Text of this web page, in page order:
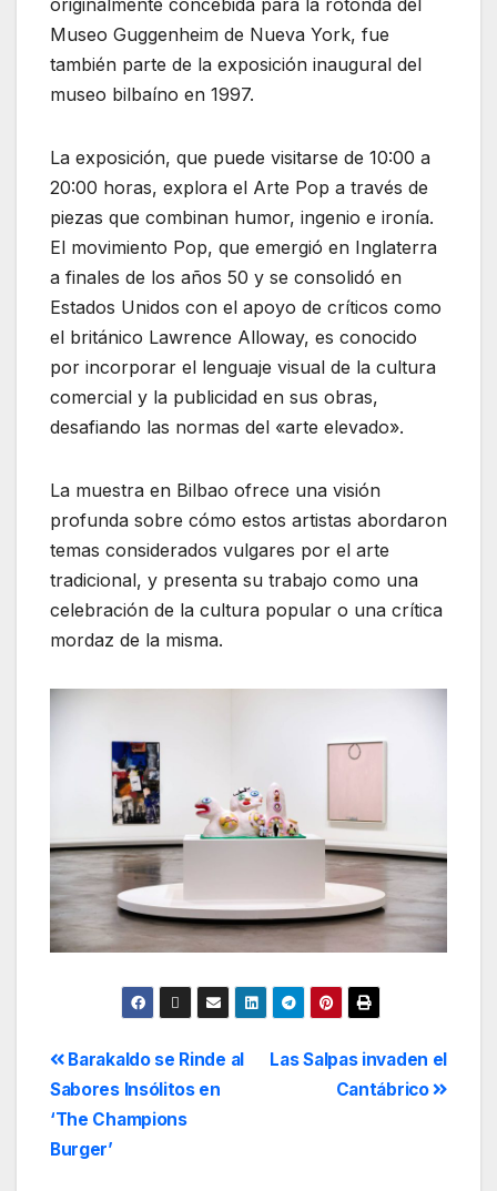
Museo Guggenheim de Nueva York, fue
también parte de la exposición inaugural del
museo bilbaíno en 1997.
La exposición, que puede visitarse de 10:00 a
20:00 horas, explora el Arte Pop a través de
piezas que combinan humor, ingenio e ironía.
El movimiento Pop, que emergió en Inglaterra
a finales de los años 50 y se consolidó en
Estados Unidos con el apoyo de críticos como
el británico Lawrence Alloway, es conocido
por incorporar el lenguaje visual de la cultura
comercial y la publicidad en sus obras,
desafiando las normas del «arte elevado».
La muestra en Bilbao ofrece una visión
profunda sobre cómo estos artistas abordaron
temas considerados vulgares por el arte
tradicional, y presenta su trabajo como una
celebración de la cultura popular o una crítica
mordaz de la misma.
Las Salpas invaden el
Cantábrico
Barakaldo se Rinde al
Sabores Insólitos en
‘The Champions
Burger’